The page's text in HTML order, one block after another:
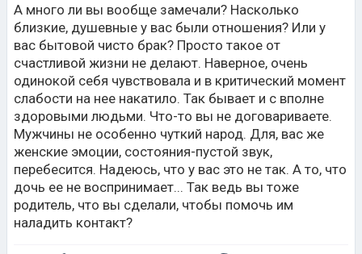
А много ли вы вообще замечали? Насколько
близкие, душевные у вас были отношения? Или у
вас бытовой чисто брак? Просто такое от
счастливой жизни не делают. Наверное, очень
одинокой себя чувствовала и в критический момент
слабости на нее накатило. Так бывает и с вполне
здоровыми людьми. Что-то вы не договариваете.
Мужчины не особенно чуткий народ. Для, вас же
женские эмоции, состояния-пустой звук,
перебесится. Надеюсь, что у вас это не так. А то, что
дочь ее не воспринимает... Так ведь вы тоже
родитель, что вы сделали, чтобы помочь им
наладить контакт?